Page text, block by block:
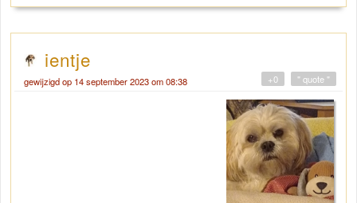
ientje
gewijzigd op 14 september 2023 om 08:38 " quote "
+0